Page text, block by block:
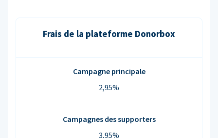
Frais de la plateforme Donorbox
Campagne principale
2,95%
Campagnes des supporters
3,95%